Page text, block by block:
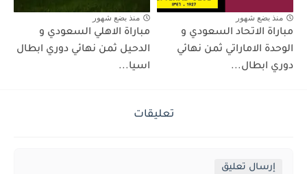
منذ بضع شهور
مباراة الاتحاد السعودي و
الوحدة الاماراتي ثمن نهائي
دوري ابطال...
منذ بضع شهور
مباراة الاهلي السعودي و
الدحيل ثمن نهائي دوري ابطال
اسيا...
تعليقات
إرسال تعليق